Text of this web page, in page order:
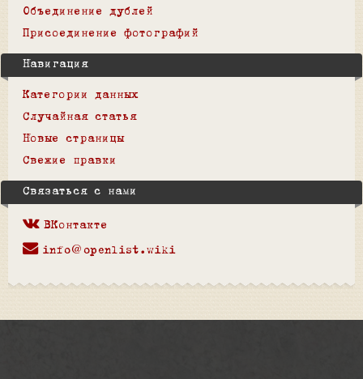
Объединение дублей
Присоединение фотографий
Навигация
Категории данных
Случайная статья
Новые страницы
Свежие правки
Связаться с нами
ВКонтакте
info@openlist.wiki